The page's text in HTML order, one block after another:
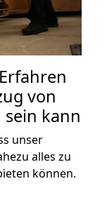
von
sein kann
unser
alles zu
können.